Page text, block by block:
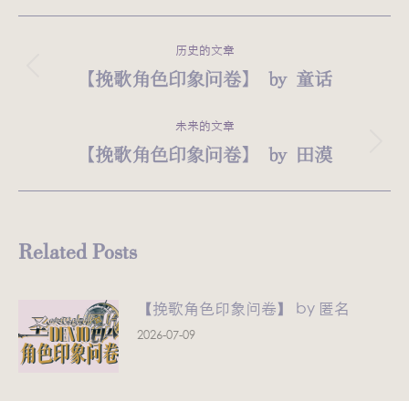
历史的文章
历
的
文
【挽歌角色印象问卷】 by 童话
未来的文章
未
【挽歌角色印象问卷】 by 田漠
Related Posts
【挽歌角色印象问卷】 by 匿名
2026-07-09